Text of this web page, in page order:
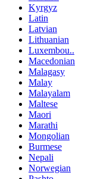
Kyrgyz
Latin
Latvian
Lithuanian
Luxembou..
Macedonian
Malagasy
Malay
Malayalam
Maltese
Maori
Marathi
Mongolian
Burmese
Nepali
Norwegian